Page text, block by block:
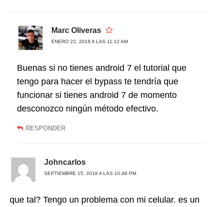
Marc Oliveras
ENERO 22, 2018 A LAS 11:12 AM
Buenas si no tienes android 7 el tutorial que
tengo para hacer el bypass te tendría que
funcionar si tienes android 7 de momento
desconozco ningún método efectivo.
RESPONDER
Johncarlos
SEPTIEMBRE 15, 2018 A LAS 10:48 PM
que tal? Tengo un problema con mi celular. es un